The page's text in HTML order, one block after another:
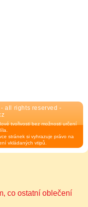
all rights reserved -
tvořivosti bez možnosti určení
stránek si vyhrazuje právo na
vkládaných vtipů.
co ostatní oblečení